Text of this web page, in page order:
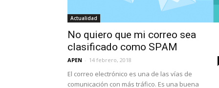
Actualidad
No quiero que mi correo sea
clasificado como SPAM
APEN - 14 febrero, 2018
El correo electrónico es una de las vías de
comunicación con más tráfico. Es una buena